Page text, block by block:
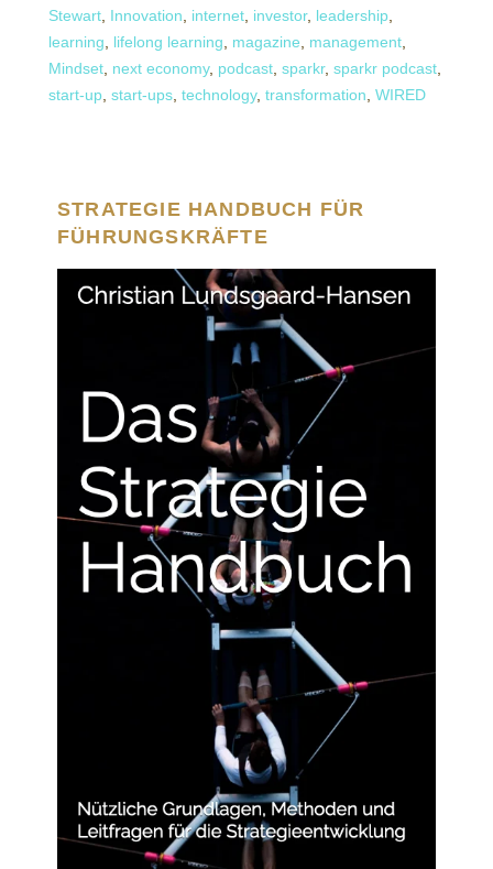
Stewart Innovation internet investor, leadership
learning
lifelong learning magazine management
Mindset next economy, podcast sparkr, sparkr podcast
start-up start-ups technology, transformation WIRED
STRATEGIE HANDBUCH FÜR
FÜHRUNGSKRÄFTE